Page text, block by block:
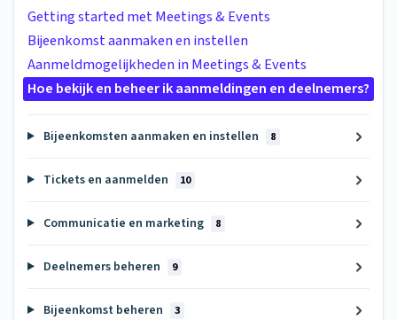
Getting started met Meetings & Events
Bijeenkomst aanmaken en instellen
Aanmeldmogelijkheden in Meetings & Events
Hoe bekijk en beheer ik aanmeldingen en deelnemers?
Bijeenkomsten aanmaken en instellen 8
Tickets en aanmelden 10
Communicatie en marketing 8
Deelnemers beheren 9
Bijeenkomst beheren 3